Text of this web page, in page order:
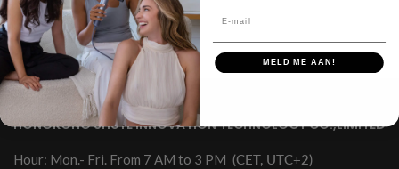
HONGKONG SHUYE INNOVATION TECHNOLOGY CO.,LIMITED
Hour: Mon.- Fri. From 7 AM to 3 PM (CET, UTC+2)
MELD ME AAN!